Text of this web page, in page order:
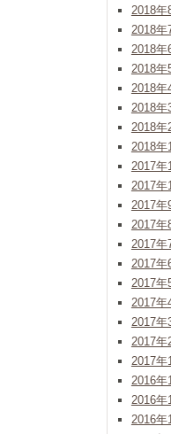
2018年
2018年
2018年
2018年
2018年
2018年
2018年
2018年
2017年
2017年
2017年
2017年
2017年
2017年
2017年
2017年
2017年
2017年
2017年
2016年
2016年
2016年